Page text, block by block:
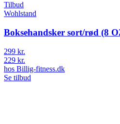
Tilbud
Wohlstand
Boksehandsker sort/rød (8
299 kr.
229 kr.
hos Billig-fitness.dk
Se tilbud